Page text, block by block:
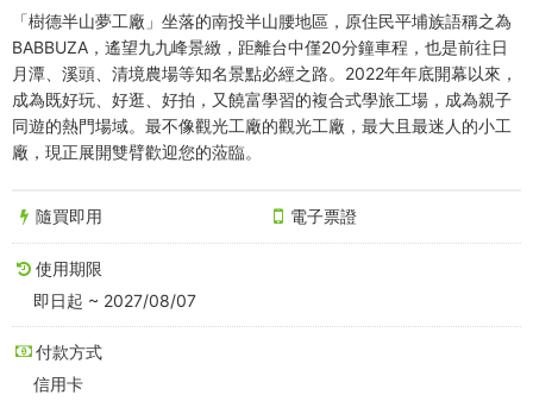
(含
環
樹
道
及
灣
島
「樹德半山夢工廠」坐落的南投半山腰地區，原住民平埔族語稱之為
BABBUZA，遙望九九峰景緻，距離台中僅20分鐘車程，也是前往日
月潭、溪頭、清境農場等知名景點必經之路。2022年年底開幕以來，
成為既好玩、好逛、好拍，又饒富學習的複合式學旅工場，成為親子
同遊的熱門場域。最不像觀光工廠的觀光工廠，最大且最迷人的小工
廠，現正展開雙臂歡迎您的蒞臨。
隨買即用 電子票證
使用期限
即日起 ~ 2027/08/07
付款方式
信用卡